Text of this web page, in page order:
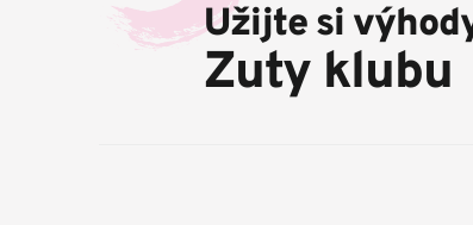
Užijte si
Zuty klubu